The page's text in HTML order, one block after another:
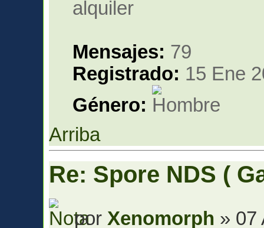
Mensajes: 79
Registrado: 15 Ene
Género:
Arriba
Re: Spore NDS (
por Xenomorph » 07